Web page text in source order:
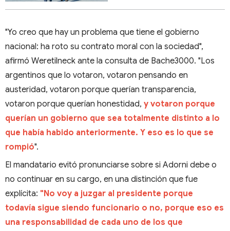
"Yo creo que hay un problema que tiene el gobierno
nacional: ha roto su contrato moral con la sociedad",
afirmó Weretilneck ante la consulta de Bache3000. "Los
argentinos que lo votaron, votaron pensando en
austeridad, votaron porque querían transparencia,
votaron porque querían honestidad, y votaron porque
querían un gobierno que sea totalmente distinto a lo
que había habido anteriormente. Y eso es lo que se
rompió".
El mandatario evitó pronunciarse sobre si Adorni debe o
no continuar en su cargo, en una distinción que fue
explícita: "No voy a juzgar al presidente porque
todavía sigue siendo funcionario o no, porque eso es
una responsabilidad de cada uno de los que